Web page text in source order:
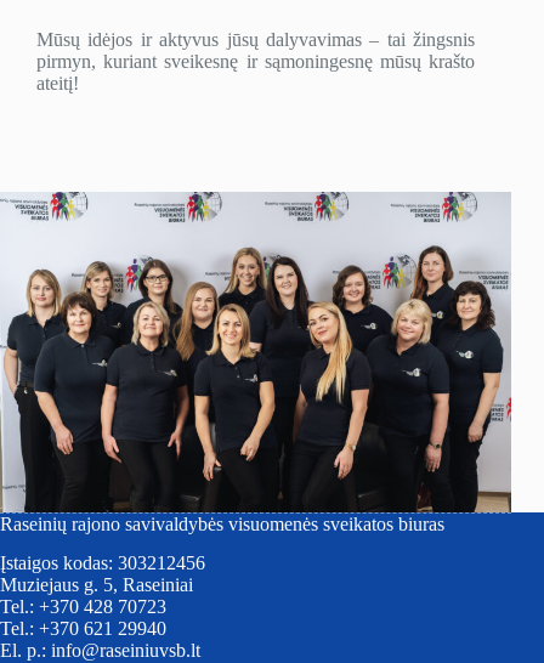
Mūsų idėjos ir aktyvus jūsų dalyvavimas – tai žingsnis
pirmyn, kuriant sveikesnę ir sąmoningesnę mūsų krašto
ateitį!
Raseinių rajono savivaldybės visuomenės sveikatos biuras
Įstaigos kodas: 303212456
Muziejaus g. 5, Raseiniai
Tel.: +370 428 70723
Tel.: +370 621 29940
El. p.: info@raseiniuvsb.lt